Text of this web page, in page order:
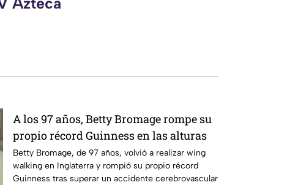
A los 97 años, Betty Bromage rompe su
propio récord Guinness en las alturas
Betty Bromage, de 97 años, volvió a realizar wing
walking en Inglaterra y rompió su propio récord
Guinness tras superar un accidente cerebrovascular